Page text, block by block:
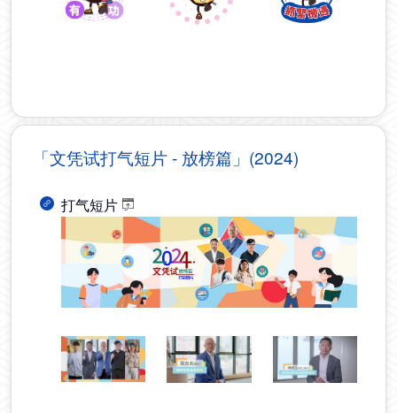
「文凭试打气短片 - 放榜篇」(2024)
打气短片